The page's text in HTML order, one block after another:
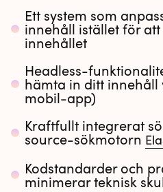
Ett system som
innehåll istället för
innehållet
Headless-
hämta in ditt innehåll
mobil-app)
Kraftfullt integrerat
source-sökmotorn
Kodstandarder och
minimerar teknisk